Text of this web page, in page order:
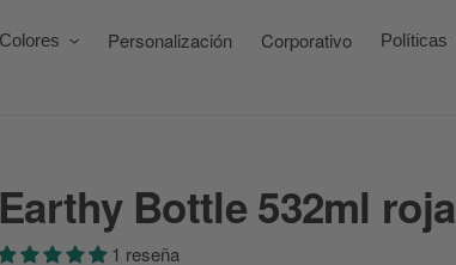
Colores Personalización Corporativo Políticas
Earthy Bottle 532ml roja
1 reseña